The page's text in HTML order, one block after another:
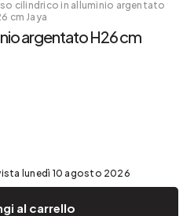
cilindrico in alluminio argentato
cm Jaya
argentato H26 cm
lunedì 10 agosto 2026
al carrello